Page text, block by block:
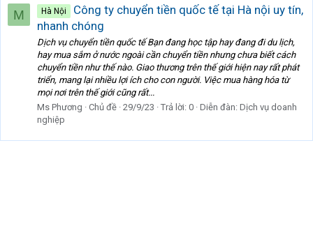
M Hà Nội
Công ty chuyển tiền quốc tế tại Hà nội uy tín,
nhanh chóng
Dịch vụ chuyển tiền quốc tế Bạn đang học tập hay đang đi du lịch,
hay mua sắm ở nước ngoài cần chuyển tiền nhưng chưa biết cách
chuyển tiền như thế nào. Giao thương trên thế giới hiện nay rất phát
triển, mang lại nhiều lợi ích cho con người. Việc mua hàng hóa từ
mọi nơi trên thế giới cũng rất...
Ms Phương
Chủ đề 29/9/23 Trả lời: 0 Diễn đàn: Dịch vụ doanh
nghiệp